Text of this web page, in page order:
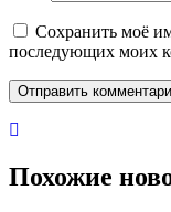
Сохранить моё
последующих моих
Похожие